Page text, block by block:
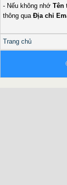
- Nếu không nhớ Tên
thông qua Địa chỉ
Trang chủ